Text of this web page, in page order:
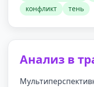
конфликт
тень
Анализ в